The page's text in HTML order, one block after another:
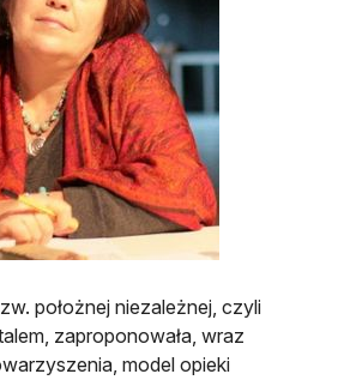
położnej niezależnej, czyli
zaproponowała, wraz
model opieki